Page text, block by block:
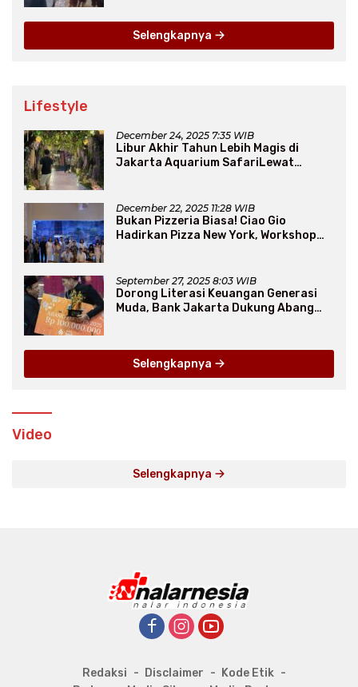
Selengkapnya
Lifestyle
December 24, 2025 7:35 WIB
Libur Akhir Tahun Lebih Magis di
Jakarta Aquarium SafariLewat
December 22, 2025 11:28 WIB
Bukan Pizzeria Biasa! Ciao Gio
Hadirkan Pizza New York, Workshop
September 27, 2025 8:03 WIB
Dorong Literasi Keuangan Generasi
Muda, Bank Jakarta Dukung Abang
Selengkapnya
Video
Selengkapnya
Redaksi Disclaimer
Kode Etik